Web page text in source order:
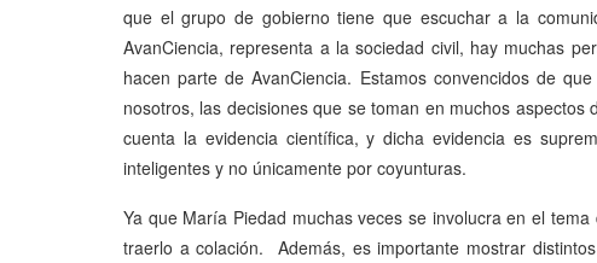
que el grupo de gobierno tiene que escuchar a la
AvanCiencia, representa a la sociedad civil, hay muchas
hacen parte de AvanCiencia. Estamos convencidos de
nosotros, las decisiones que se toman en muchos
cuenta la evidencia científica, y dicha evidencia es
inteligentes y no únicamente por coyunturas.
Ya que María Piedad muchas veces se involucra en el
traerlo a colación. Además, es importante mostrar